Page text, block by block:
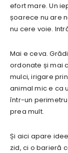
efort mare. Un
șoarece nu are
nu cere voie.
Mai e ceva.
ordonate și mai
mulci, irigare
animal mic e ca
într-un
prea mult.
Și aici apare
zid, ci o barieră